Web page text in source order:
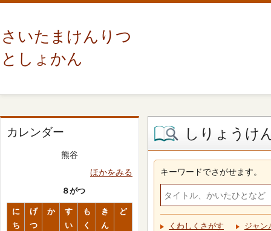
さいたまけんりつ
としょかん
カレンダー
熊谷
ほかをみる
８がつ
に
ち
げ
つ
か
す
い
も
く
き
ん
ど
しりょうけ
キーワードでさがせます。
くわしくさがす ジャン